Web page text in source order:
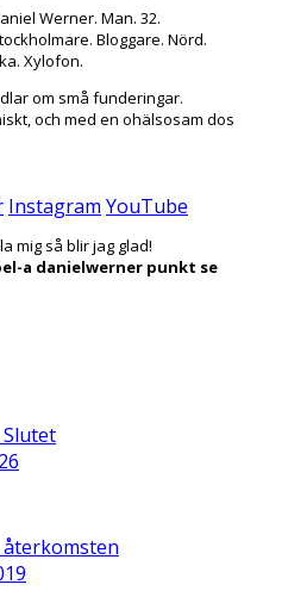
Werner. Man. 32.
Bloggare. Nörd.
Xylofon.
om små funderingar.
och med en ohälsosam dos
Instagram YouTube
mig så blir jag glad!
a danielwerner punkt se